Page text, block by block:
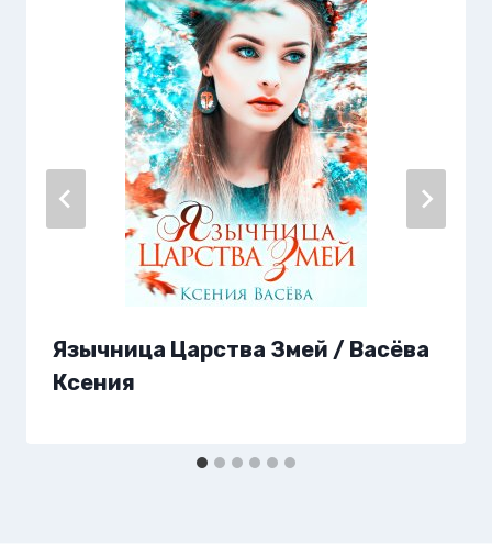
Язычница Царства Змей / Васёва
Ксения